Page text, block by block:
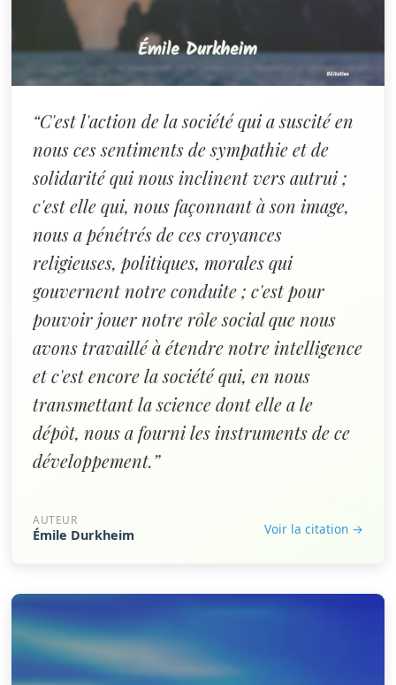
“C'est l'action de la société qui a suscité en
nous ces sentiments de sympathie et de
solidarité qui nous inclinent vers autrui ;
c'est elle qui, nous façonnant à son image,
nous a pénétrés de ces croyances
religieuses, politiques, morales qui
gouvernent notre conduite ; c'est pour
pouvoir jouer notre rôle social que nous
avons travaillé à étendre notre intelligence
et c'est encore la société qui, en nous
transmettant la science dont elle a le
dépôt, nous a fourni les instruments de ce
développement.”
AUTEUR
Émile Durkheim Voir la citation →